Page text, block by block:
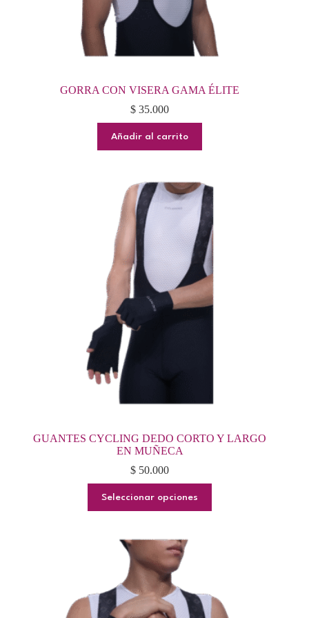
GORRA CON VISERA GAMA ÉLITE
$ 35.000
Añadir al carrito
GUANTES CYCLING DEDO CORTO Y LARGO
EN MUÑECA
$ 50.000
Seleccionar opciones
producto
tiene
variantes.
Las
opciones
se
pueden
elegir
en